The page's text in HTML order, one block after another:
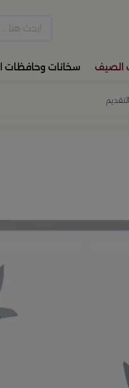
تضم ترامس
الصيف سخانات وحافظات